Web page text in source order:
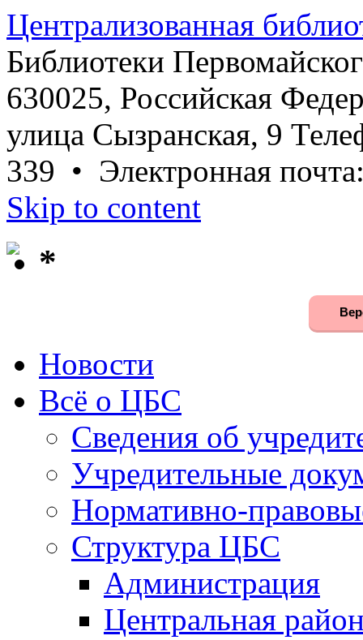
Централизованная
Библиотеки
630025, Российская
улица Сызранская, 9
339 • Электронная
Skip to content
*
Новости
Всё о ЦБС
Сведения об
Учредительные
Нормативно-
Структура ЦБС
Администрация
Центральная